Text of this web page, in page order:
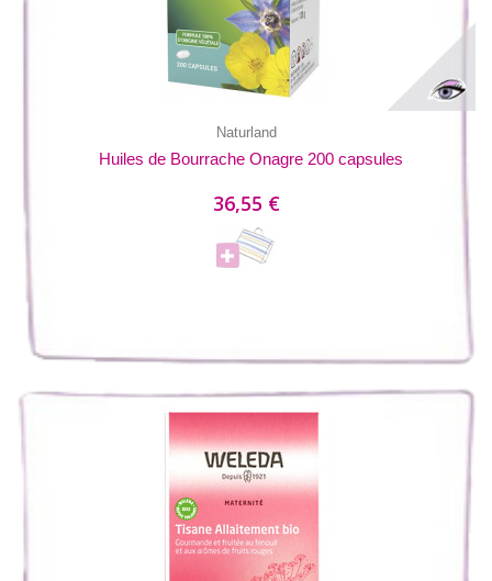
Naturland
Huiles de Bourrache Onagre 200 capsules
36,55 €